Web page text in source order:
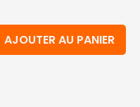
AJOUTER AU PANIER